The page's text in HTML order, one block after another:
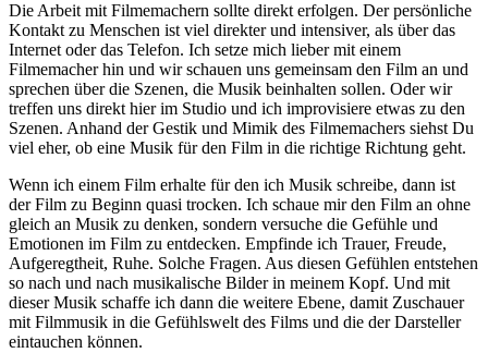
Die Arbeit mit Filmemachern sollte direkt erfolgen. Der persönliche
Kontakt zu Menschen ist viel direkter und intensiver, als über das
Internet oder das Telefon. Ich setze mich lieber mit einem
Filmemacher hin und wir schauen uns gemeinsam den Film an und
sprechen über die Szenen, die Musik beinhalten sollen. Oder wir
treffen uns direkt hier im Studio und ich improvisiere etwas zu den
Szenen. Anhand der Gestik und Mimik des Filmemachers siehst Du
viel eher, ob eine Musik für den Film in die richtige Richtung geht.
Wenn ich einem Film erhalte für den ich Musik schreibe, dann ist
der Film zu Beginn quasi trocken. Ich schaue mir den Film an ohne
gleich an Musik zu denken, sondern versuche die Gefühle und
Emotionen im Film zu entdecken. Empfinde ich Trauer, Freude,
Aufgeregtheit, Ruhe. Solche Fragen. Aus diesen Gefühlen entstehen
so nach und nach musikalische Bilder in meinem Kopf. Und mit
dieser Musik schaffe ich dann die weitere Ebene, damit Zuschauer
mit Filmmusik in die Gefühlswelt des Films und die der Darsteller
eintauchen können.